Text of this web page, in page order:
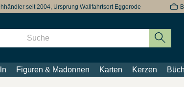
seit 2004, Ursprung Wallfahrtsort Eggerode
Figuren & Madonnen Karten Kerzen